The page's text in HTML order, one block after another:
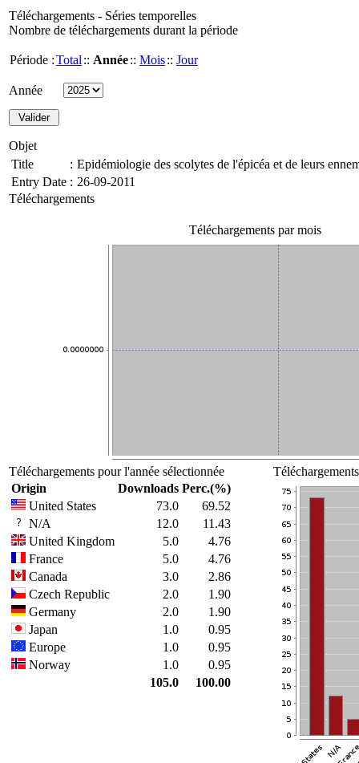
Téléchargements - Séries temporelles
Nombre de téléchargements durant la période
Période :Total :: Année:: Mois:: Jour
Année
Objet
Title
: Epidémiologie des scolytes de l'épicéa et de leurs
Entry Date : 26-09-2011
Téléchargements
Téléchargements par mois
Téléchargements pour l'année sélectionnée
Origin
Downloads Perc.(%)
United States
73.0
69.52
N/A
12.0
11.43
United Kingdom
5.0
4.76
France
5.0
4.76
Canada
3.0
2.86
Czech Republic
2.0
1.90
Germany
2.0
1.90
Japan
1.0
0.95
Europe
1.0
0.95
Norway
1.0
0.95
105.0
100.00